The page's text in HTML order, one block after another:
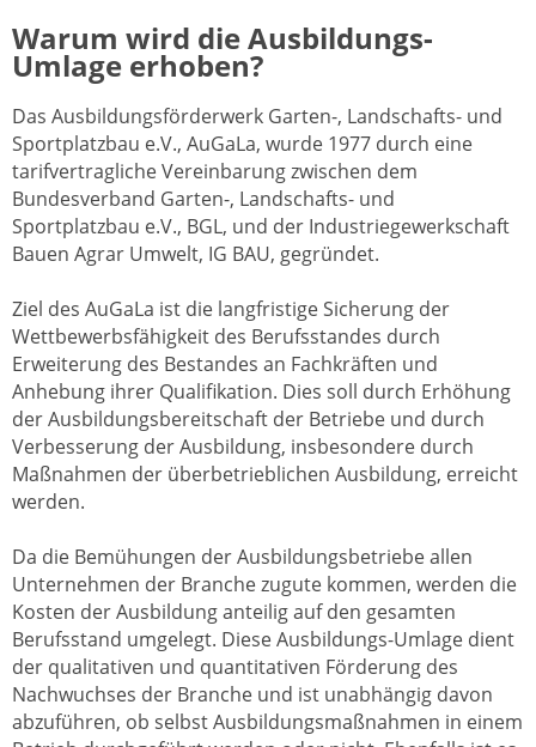
Warum wird die Ausbildungs-
Umlage erhoben?
Das Ausbildungsförderwerk Garten-, Landschafts- und
Sportplatzbau e.V., AuGaLa, wurde 1977 durch eine
tarifvertragliche Vereinbarung zwischen dem
Bundesverband Garten-, Landschafts- und
Sportplatzbau e.V., BGL, und der Industriegewerkschaft
Bauen Agrar Umwelt, IG BAU, gegründet.
Ziel des AuGaLa ist die langfristige Sicherung der
Wettbewerbsfähigkeit des Berufsstandes durch
Erweiterung des Bestandes an Fachkräften und
Anhebung ihrer Qualifikation. Dies soll durch Erhöhung
der Ausbildungsbereitschaft der Betriebe und durch
Verbesserung der Ausbildung, insbesondere durch
Maßnahmen der überbetrieblichen Ausbildung, erreicht
werden.
Da die Bemühungen der Ausbildungsbetriebe allen
Unternehmen der Branche zugute kommen, werden die
Kosten der Ausbildung anteilig auf den gesamten
Berufsstand umgelegt. Diese Ausbildungs-Umlage dient
der qualitativen und quantitativen Förderung des
Nachwuchses der Branche und ist unabhängig davon
abzuführen, ob selbst Ausbildungsmaßnahmen in einem